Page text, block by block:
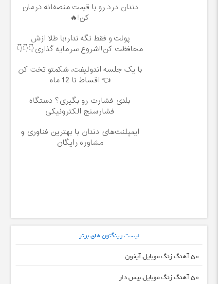
دندان درد رو با قیمت منصفانه درمان
کن!🔥
پولت و فقط نگه ندار؛با طلا ازش
محافظت کن!!شروع سرمایه گذاری👇👇👇
با یک جلسه اندولیفت، شکمتو تخت کن
👈 اقساط تا 12 ماه
بلدی فشارت رو بگیری؟ دستگاه
فشارسنج الکترونیکی
ایمپلنت‌های دندان با بهترین فناوری و
مشاوره رایگان
لیست رینگتون های برتر
50 آهنگ زنگ موبایل آیفون
50 آهنگ زنگ موبایل بیس دار